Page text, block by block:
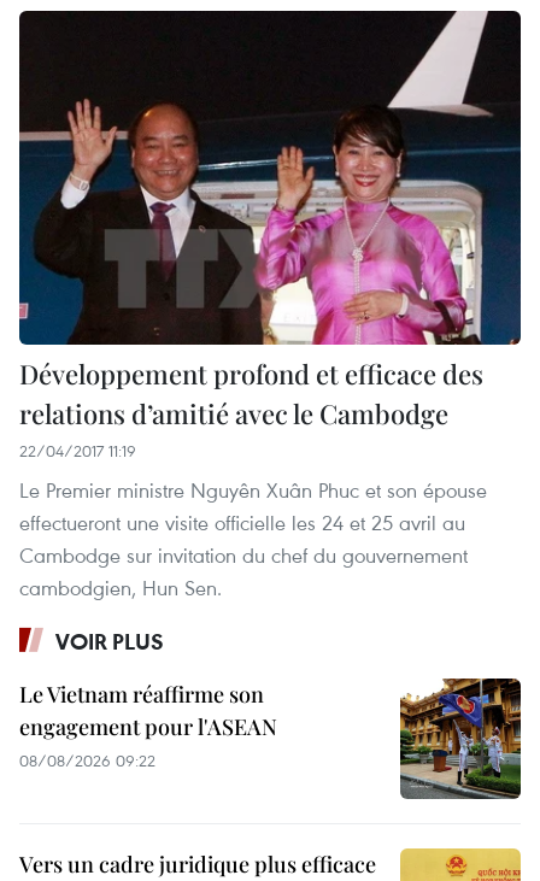
Développement profond et efficace des
relations d’amitié avec le Cambodge
22/04/2017 11:19
Le Premier ministre Nguyên Xuân Phuc et son épouse
effectueront une visite officielle les 24 et 25 avril au
Cambodge sur invitation du chef du gouvernement
cambodgien, Hun Sen.
VOIR PLUS
Le Vietnam réaffirme son
engagement pour l'ASEAN
08/08/2026 09:22
Vers un cadre juridique plus efficace